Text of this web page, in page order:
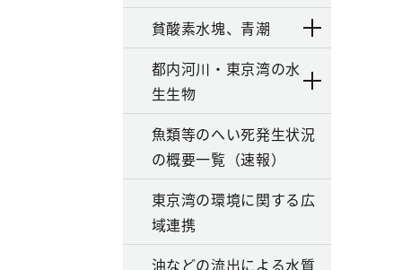
貧酸素水塊、青潮
都内河川・東京湾の水
生生物
魚類等のへい死発生状況
の概要一覧（速報）
東京湾の環境に関する広
域連携
油などの流出による水質